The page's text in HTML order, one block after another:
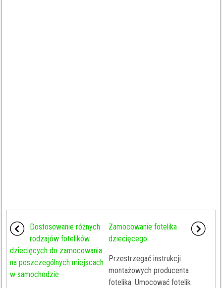
Dostosowanie różnych
rodzajów fotelików
dziecięcych do zamocowania
na poszczególnych miejscach
w samochodzie
Zamocowanie fotelika
dziecięcego
Przestrzegać instrukcji
montażowych producenta
fotelika. Umocować fotelik